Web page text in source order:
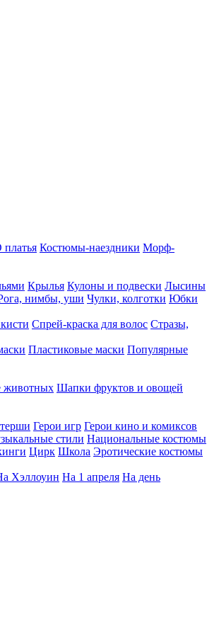
платья Костюмы-наездники Морф-
Крылья Кулоны и подвески Лысины
нимбы, уши Чулки, колготки Юбки
Спрей-краска для волос Стразы,
Пластиковые маски Популярные
животных Шапки фруктов и овощей
Герои игр Герои кино и комиксов
стили Национальные костюмы
Цирк Школа Эротические костюмы
Хэллоуин На 1 апреля На день